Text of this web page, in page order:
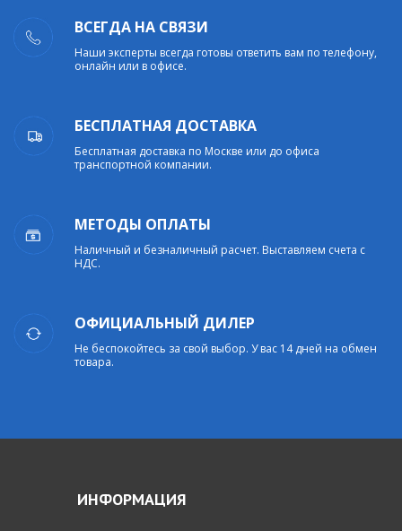
ВСЕГДА НА СВЯЗИ
Наши эксперты всегда готовы ответить вам по телефону,
онлайн или в офисе.
БЕСПЛАТНАЯ ДОСТАВКА
Бесплатная доставка по Москве или до офиса
транспортной компании.
МЕТОДЫ ОПЛАТЫ
Наличный и безналичный расчет. Выставляем счета с
НДС.
ОФИЦИАЛЬНЫЙ ДИЛЕР
Не беспокойтесь за свой выбор. У вас 14 дней на обмен
товара.
ИНФОРМАЦИЯ